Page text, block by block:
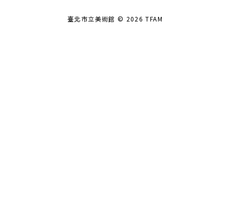
臺北市立美術館 © 2026 TFAM